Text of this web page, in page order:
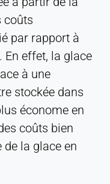
coûts
par rapport à
effet, la glace
à une
stockée dans
économe en
coûts bien
la glace en